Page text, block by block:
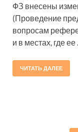
ФЗ внесены
(Проведение
вопросам
и в местах, где ее …
ЧИТАТЬ ДАЛЕЕ